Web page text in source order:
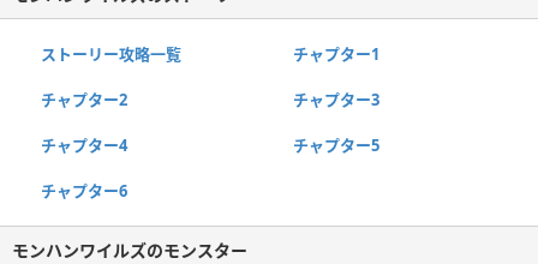
ストーリー攻略一覧 チャプター1
チャプター2 チャプター3
チャプター4 チャプター5
チャプター6
モンハンワイルズのモンスター